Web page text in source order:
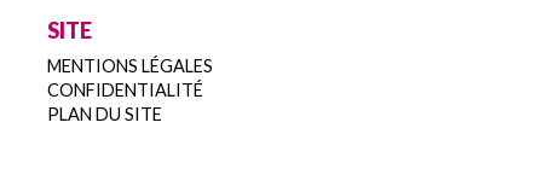
SITE
MENTIONS LÉGALES
CONFIDENTIALITÉ
PLAN DU SITE